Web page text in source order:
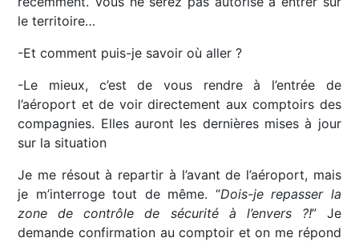
le territoire…
-Et comment puis-je savoir où aller ?
-Le mieux, c’est de vous rendre à l’entrée de
l’aéroport et de voir directement aux comptoirs des
compagnies. Elles auront les dernières mises à jour
sur la situation
Je me résout à repartir à l’avant de l’aéroport, mais
je m’interroge tout de même. “Dois-je repasser la
zone de contrôle de sécurité à l’envers ?!” Je
demande confirmation au comptoir et on me répond